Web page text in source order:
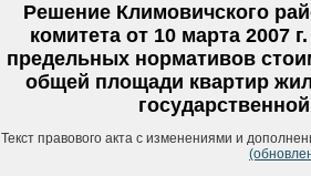
Решение Климовичского
комитета от 10 марта 2007
предельных нормативов
общей площади квартир
Текст правового акта с изменениями и